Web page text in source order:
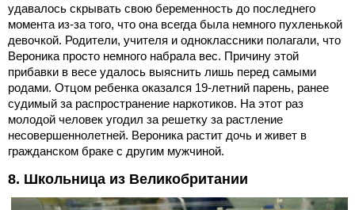
удавалось скрывать свою беременность до последнего
момента из-за того, что она всегда была немного пухленькой
девочкой. Родители, учителя и одноклассники полагали, что
Вероника просто немного набрала вес. Причину этой
прибавки в весе удалось выяснить лишь перед самыми
родами. Отцом ребенка оказался 19-летний парень, ранее
судимый за распространение наркотиков. На этот раз
молодой человек угодил за решетку за растление
несовершеннолетней. Вероника растит дочь и живет в
гражданском браке с другим мужчиной.
8. Школьница из Великобритании